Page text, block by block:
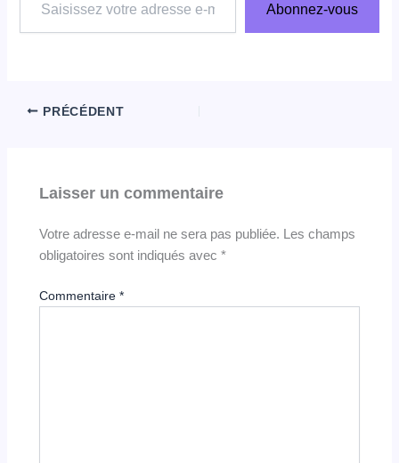
votre
adresse
Abonnez-vous
PRÉCÉDENT
Laisser un commentaire
Votre adresse e-mail ne sera pas publiée. Les champs
obligatoires sont indiqués avec*
Commentaire*